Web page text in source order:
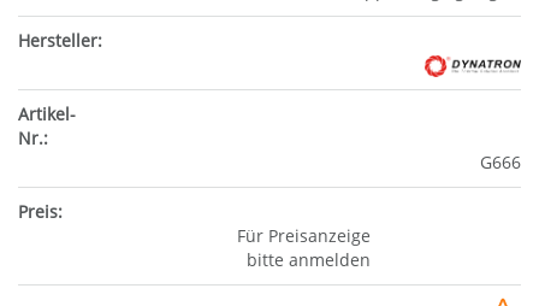
G666
Für Preisanzeige
bitte anmelden